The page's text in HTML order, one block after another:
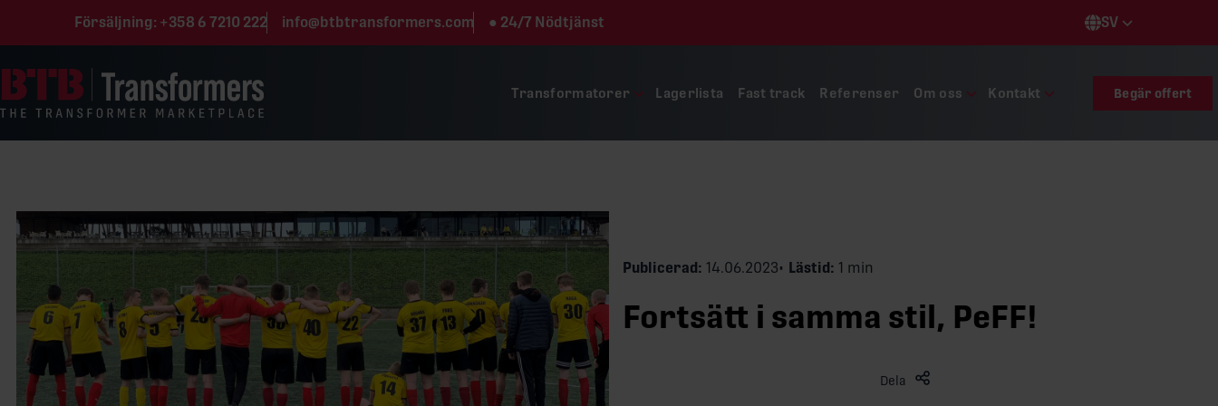
Försäljning: +358 6 7210 222 info@btbtransformers.com ● 24/7 Nödtjänst SV
Languages
Transformatorer Lagerlista Fast track Referenser Om oss Kontakt Begär offert
Publicerad: 14.06.2023 Lästid: 1 min
Fortsätt i samma stil, PeFF!
Dela